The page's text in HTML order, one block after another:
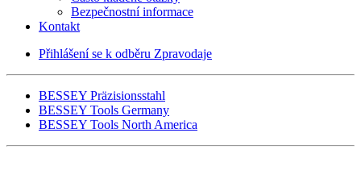
Bezpečnostní informace
Kontakt
Přihlášení se k odběru Zpravodaje
BESSEY Präzisionsstahl
BESSEY Tools Germany
BESSEY Tools North America